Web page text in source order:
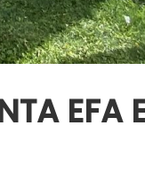
EFA